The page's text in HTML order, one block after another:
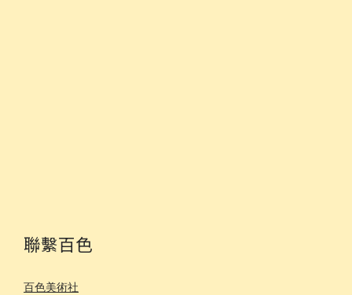
聯繫百色
百色美術社